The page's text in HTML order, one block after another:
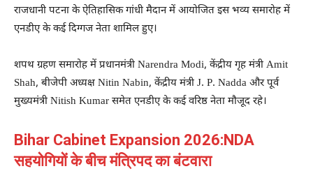
राजधानी पटना के ऐतिहासिकगांधी मैदानमें आयोजित इस भव्य समारोह में
एनडीए के कई दिग्गज नेता शामिल हुए।
शपथ ग्रहण समारोह में प्रधानमंत्री Narendra Modi, केंद्रीय गृह मंत्री Amit
Shah, बीजेपी अध्यक्ष Nitin Nabin, केंद्रीय मंत्री J. P. Nadda और पूर्व
मुख्यमंत्री Nitish Kumar समेत एनडीए के कई वरिष्ठ नेता मौजूद रहे।
Bihar Cabinet Expansion 2026:NDA
सहयोगियों के बीच मंत्रिपद का बंटवारा